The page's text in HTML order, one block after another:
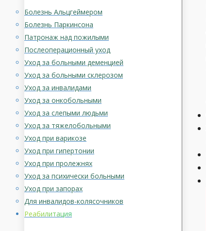
Болезнь Альцгеймером
Болезнь Паркинсона
Патронаж над пожилыми
Послеоперационный уход
Уход за больными деменцией
Уход за больными склерозом
Уход за инвалидами
Уход за онкобольными
Уход за слепыми людьми
Уход за тяжелобольными
Уход при варикозе
Уход при гипертонии
Уход при пролежнях
Уход за психически больными
Уход при запорах
Для инвалидов-колясочников
Реабилитация